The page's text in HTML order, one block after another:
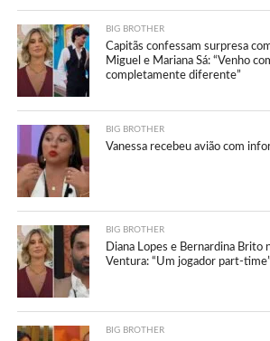
BIG BROTHER
Capitãs confessam surpresa
Miguel e Mariana Sá: “Venho
completamente diferente”
BIG BROTHER
Vanessa recebeu avião com
BIG BROTHER
Diana Lopes e Bernardina Brito
Ventura: “Um jogador part-time”
BIG BROTHER